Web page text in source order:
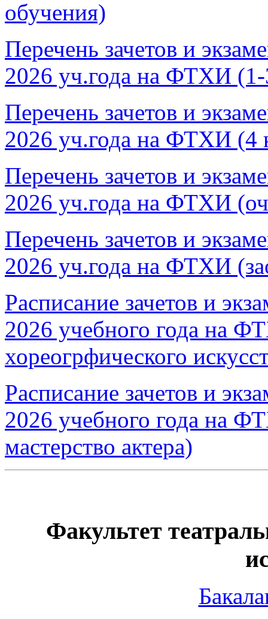
обучения)
Перечень зачетов и
2026 уч.года на ФТХИ (1-
Перечень зачетов и
2026 уч.года на ФТХИ (4
Перечень зачетов и
2026 уч.года на ФТХИ
Перечень зачетов и
2026 уч.года на ФТХИ
Расписание зачетов и
2026 учебного года на
хореогрфического
Расписание зачетов и
2026 учебного года на
мастерство актера)
Факультет